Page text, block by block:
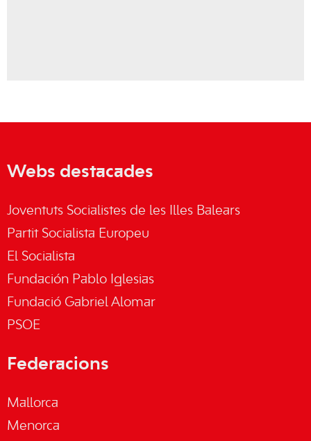
Webs destacades
Joventuts Socialistes de les Illes Balears
Partit Socialista Europeu
El Socialista
Fundación Pablo Iglesias
Fundació Gabriel Alomar
PSOE
Federacions
Mallorca
Menorca